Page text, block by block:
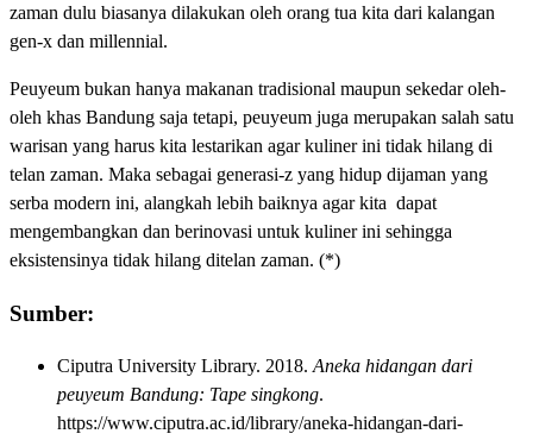
zaman dulu biasanya dilakukan oleh orang tua kita dari kalangan
gen-x dan millennial.
Peuyeum bukan hanya makanan tradisional maupun sekedar oleh-
oleh khas Bandung saja tetapi, peuyeum juga merupakan salah satu
warisan yang harus kita lestarikan agar kuliner ini tidak hilang di
telan zaman. Maka sebagai generasi-z yang hidup dijaman yang
serba modern ini, alangkah lebih baiknya agar kita dapat
mengembangkan dan berinovasi untuk kuliner ini sehingga
eksistensinya tidak hilang ditelan zaman. (*)
Sumber:
Ciputra University Library. 2018. Aneka hidangan dari
peuyeum Bandung: Tape singkong.
https://www.ciputra.ac.id/library/aneka-hidangan-dari-